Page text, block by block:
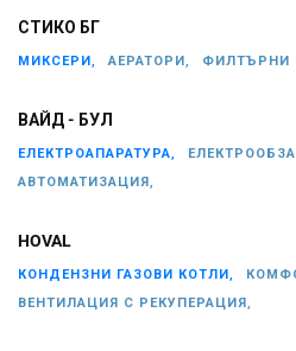
СТИКО БГ
МИКСЕРИ, АЕРАТОРИ, ФИЛТЪРНИ
ВАЙД - БУЛ
ЕЛЕКТРОАПАРАТУРА,
АВТОМАТИЗАЦИЯ,
HOVAL
КОНДЕНЗНИ ГАЗОВИ КОТЛИ,
ВЕНТИЛАЦИЯ С РЕКУПЕРАЦИЯ,